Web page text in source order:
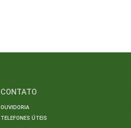
CONTATO
OUVIDORIA
TELEFONES ÚTEIS